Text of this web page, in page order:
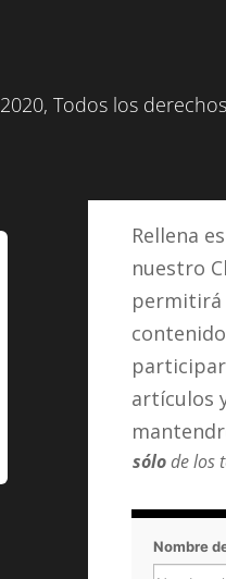
2020, Todos los
Rellena
nuestro
permitirá
artículos
sólode los
Nombre